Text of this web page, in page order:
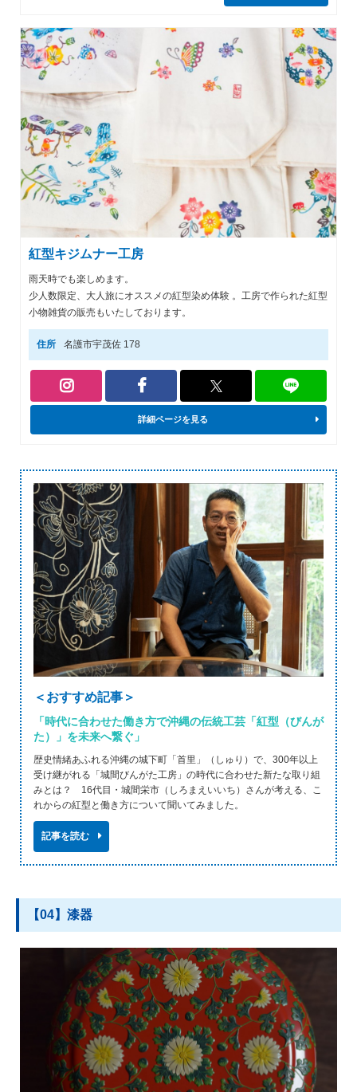
紅型キジムナー工房
雨天時でも楽しめます。
少人数限定、大人旅にオススメの紅型染め体験 。工房で作られた紅型
小物雑貨の販売もいたしております。
住所 名護市宇茂佐 178
詳細ページを見る
＜おすすめ記事＞
「時代に合わせた働き方で沖縄の伝統工芸「紅型（びんが
た）」を未来へ繋ぐ」
歴史情緒あふれる沖縄の城下町「首里」（しゅり）で、300年以上
受け継がれる「城間びんがた工房」の時代に合わせた新たな取り組
みとは？ 16代目・城間栄市（しろまえいいち）さんが考える、こ
れからの紅型と働き方について聞いてみました。
記事を読む
【04】漆器